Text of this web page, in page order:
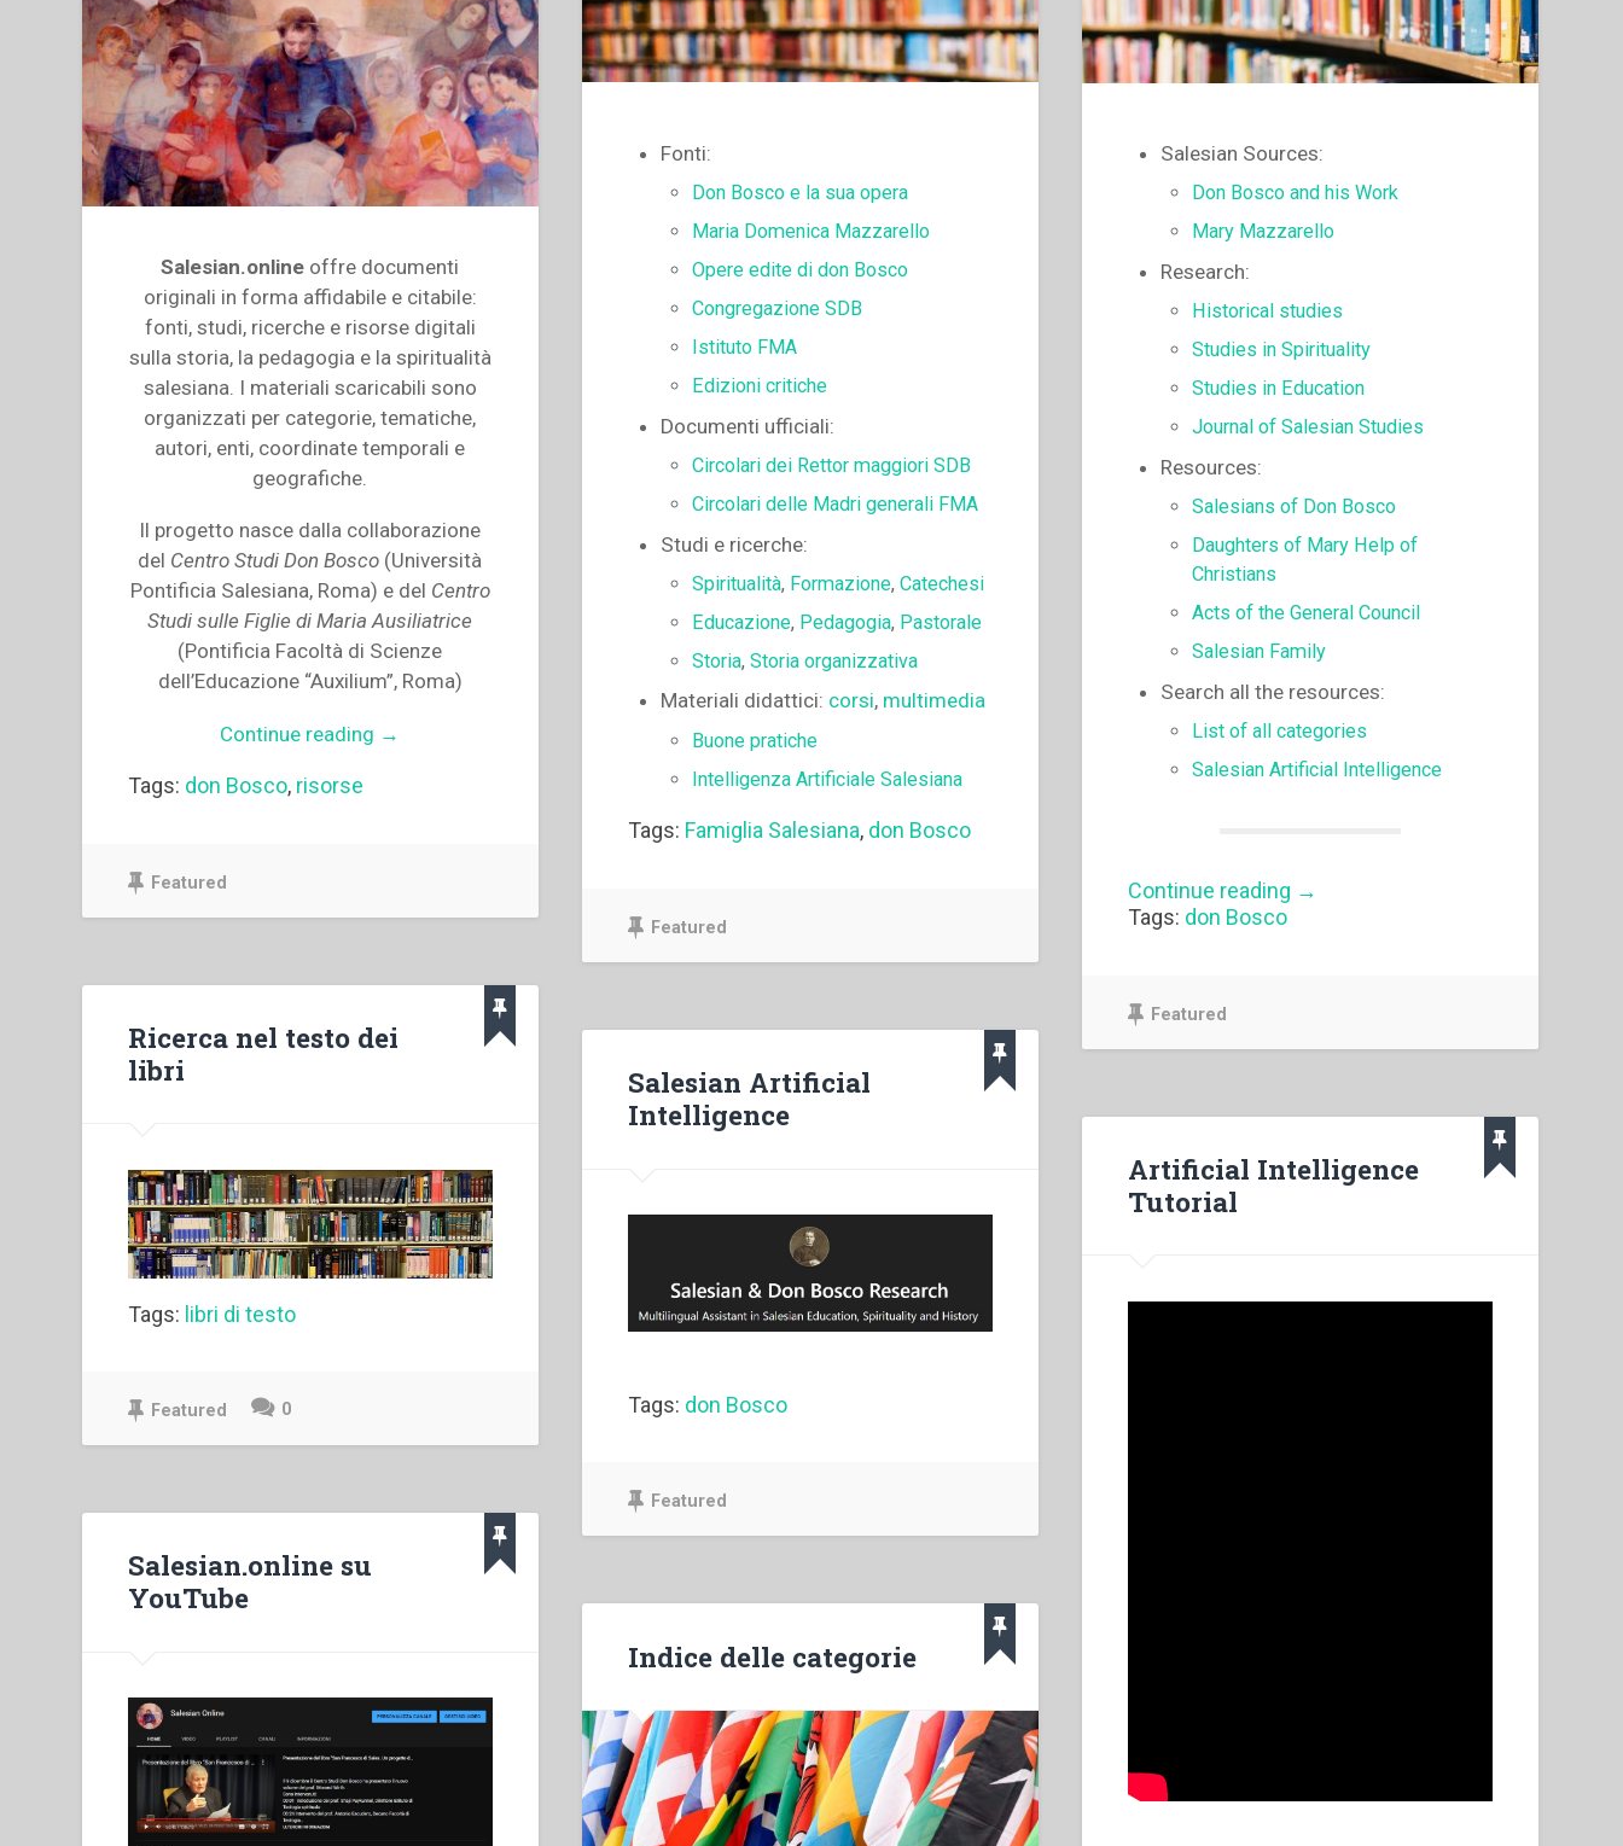
Salesian.online offre documenti
originali in forma affidabile e citabile:
fonti, studi, ricerche e risorse digitali
sulla storia, la pedagogia e la spiritualità
salesiana. I materiali scaricabili sono
organizzati per categorie, tematiche,
autori, enti, coordinate temporali e
geografiche.
Il progetto nasce dalla collaborazione
del Centro Studi Don Bosco (Università
Pontificia Salesiana, Roma) e del Centro
Studi sulle Figlie di Maria Ausiliatrice
(Pontificia Facoltà di Scienze
dell’Educazione “Auxilium”, Roma)
Continue reading “Salesian
→
Tags: don Bosco, risorse
Featured
Fonti:
Don Bosco e la sua opera
Maria Domenica Mazzarello
Opere edite di don Bosco
Congregazione SDB
Istituto FMA
Edizioni critiche
Documenti ufficiali:
Circolari dei Rettor maggiori SDB
Circolari delle Madri generali FMA
Studi e ricerche:
Spiritualità, Formazione, Catechesi
Educazione, Pedagogia, Pastorale
Storia, Storia organizzativa
Materiali didattici: corsi, multimedia
Buone pratiche
Intelligenza Artificiale Salesiana
Tags: Famiglia Salesiana, don Bosco
Featured
Salesian Sources:
Don Bosco and his Work
Mary Mazzarello
Research:
Historical studies
Studies in Spirituality
Studies in Education
Journal of Salesian Studies
Resources:
Salesians of Don Bosco
Daughters of Mary Help of
Christians
Acts of the General Council
Salesian Family
Search all the resources:
List of all categories
Salesian Artificial Intelligence
Continue reading “Resources
→
Tags: don Bosco
Featured
Ricerca nel testo dei
libri
Tags: libri di testo
Featured 0
Salesian Artificial
Intelligence
Tags: don Bosco
Featured
Artificial Intelligence
Tutorial
Salesian.online su
YouTube
Indice delle categorie